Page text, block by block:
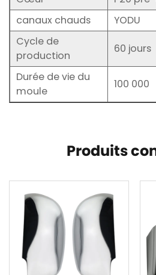
canaux chauds
YODU
Cycle de
production
60 jours
Durée de vie du
moule
100 000
Produits